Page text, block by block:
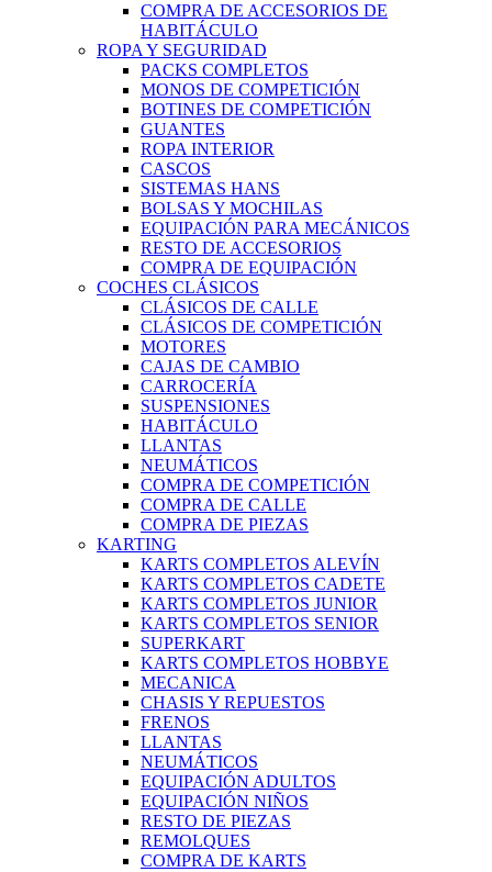
COMPRA DE ACCESORIOS DE
HABITÁCULO
ROPA Y SEGURIDAD
PACKS COMPLETOS
MONOS DE COMPETICIÓN
BOTINES DE COMPETICIÓN
GUANTES
ROPA INTERIOR
CASCOS
SISTEMAS HANS
BOLSAS Y MOCHILAS
EQUIPACIÓN PARA MECÁNICOS
RESTO DE ACCESORIOS
COMPRA DE EQUIPACIÓN
COCHES CLÁSICOS
CLÁSICOS DE CALLE
CLÁSICOS DE COMPETICIÓN
MOTORES
CAJAS DE CAMBIO
CARROCERÍA
SUSPENSIONES
HABITÁCULO
LLANTAS
NEUMÁTICOS
COMPRA DE COMPETICIÓN
COMPRA DE CALLE
COMPRA DE PIEZAS
KARTING
KARTS COMPLETOS ALEVÍN
KARTS COMPLETOS CADETE
KARTS COMPLETOS JUNIOR
KARTS COMPLETOS SENIOR
SUPERKART
KARTS COMPLETOS HOBBYE
MECANICA
CHASIS Y REPUESTOS
FRENOS
LLANTAS
NEUMÁTICOS
EQUIPACIÓN ADULTOS
EQUIPACIÓN NIÑOS
RESTO DE PIEZAS
REMOLQUES
COMPRA DE KARTS